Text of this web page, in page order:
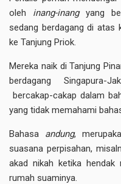
oleh inang-inangyang
sedang berdagang di atas
ke Tanjung Priok.
Mereka naik di Tanjung
berdagang Singapura-
bercakap-cakap dalam
yang tidak memahami
Bahasa andung,
suasana perpisahan,
akad nikah ketika hendak
rumah suaminya.